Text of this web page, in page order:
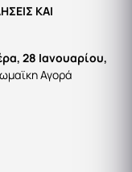
ΚΑΙ
28 Ιανουαρίου,
Αγορά